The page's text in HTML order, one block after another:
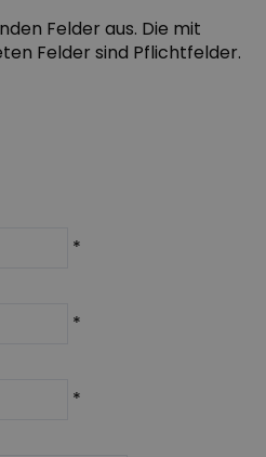
Felder aus. Die mit
Felder sind Pflichtfelder.
*
*
*